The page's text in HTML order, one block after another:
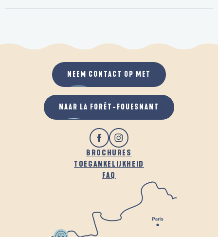
BROCHURES
TOEGANKELIJKHEID
FAQ
NEEM CONTACT OP MET
NAAR LA FORÊT-FOUESNANT